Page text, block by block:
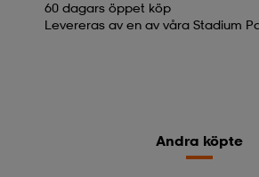
60 dagars öppet köp
Levereras av en av våra Stadium
Andra köpte